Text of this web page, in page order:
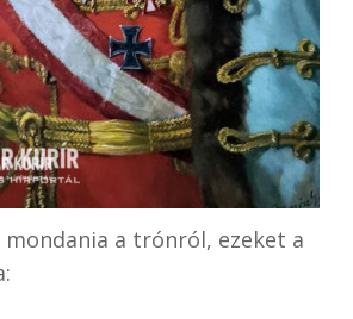
a trónról, ezeket a